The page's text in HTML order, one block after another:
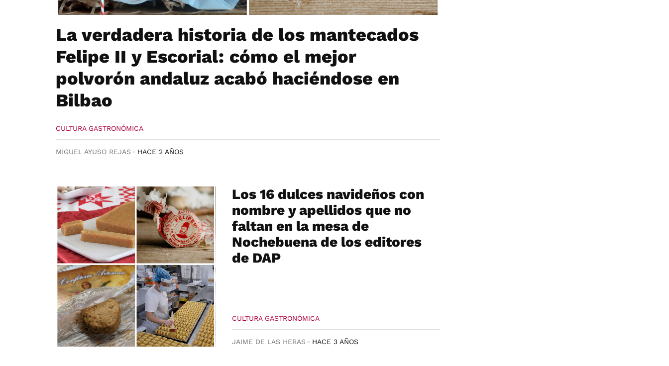
La verdadera historia de los mantecados
Felipe II y Escorial: cómo el mejor
polvorón andaluz acabó haciéndose en
Bilbao
CULTURA GASTRONÓMICA
MIGUEL AYUSO REJAS HACE 2 AÑOS
Los 16 dulces navideños con
nombre y apellidos que no
faltan en la mesa de
Nochebuena de los editores
de DAP
CULTURA GASTRONÓMICA
JAIME DE LAS HERAS HACE 3 AÑOS